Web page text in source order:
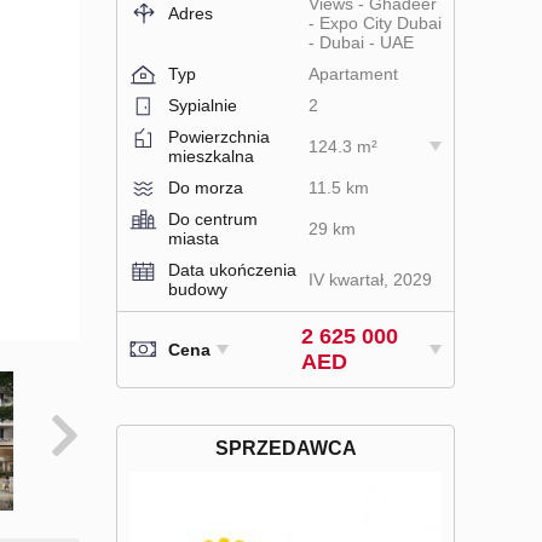
Adres
- Expo City Dubai
- Dubai - UAE
Typ
Apartament
Sypialnie
2
Powierzchnia
mieszkalna
124.3 m²
Do morza
11.5 km
Do centrum
miasta
29 km
Data ukończenia
budowy
IV kwartał, 2029
Cena
2 625 000
AED
SPRZEDAWCA